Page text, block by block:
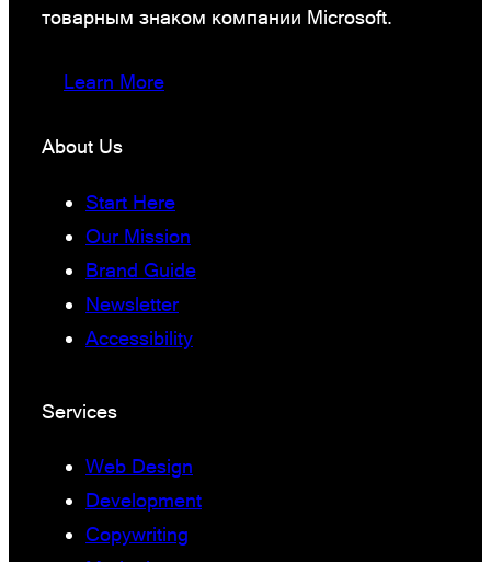
товарным знаком компании Microsoft.
Learn More
About Us
Start Here
Our Mission
Brand Guide
Newsletter
Accessibility
Services
Web Design
Development
Copywriting